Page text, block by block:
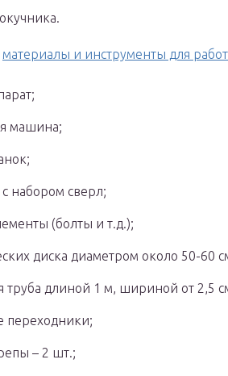
материалы и инструменты для
машина;
набором сверл;
(болты и т.д.);
диска диаметром около 50-60
труба длиной 1 м, шириной от 2,5
переходники;
– 2 шт.;